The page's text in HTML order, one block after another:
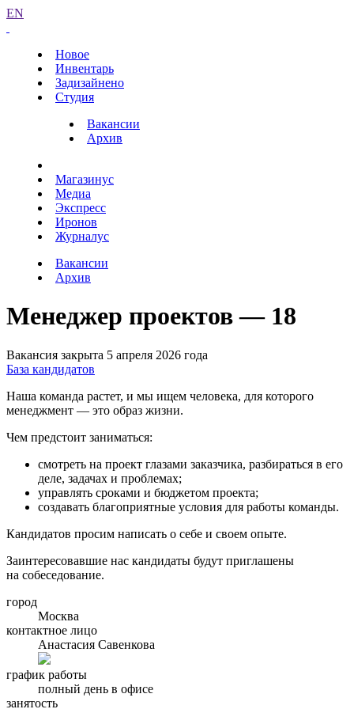
EN
Новое
Инвентарь
Задизайнено
Студия
Вакансии
Архив
Магазинус
Медиа
Экспресс
Иронов
Журналус
Вакансии
Архив
Менеджер проектов — 18
Вакансия закрыта 5 апреля 2026 года
База кандидатов
Наша команда растет, и мы ищем человека, для которого
менеджмент — это образ жизни.
Чем предстоит заниматься:
смотреть на проект глазами заказчика, разбираться в его
деле, задачах и проблемах;
управлять сроками и бюджетом проекта;
создавать благоприятные условия для работы команды.
Кандидатов просим написать о себе и своем опыте.
Заинтересовавшие нас кандидаты будут приглашены
на собеседование.
город
Москва
контактное лицо
Анастасия Савенкова
график работы
полный день в офисе
занятость